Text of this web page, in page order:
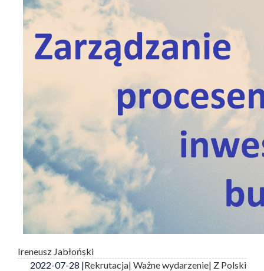
Ireneusz Jabłoński
2022-07-28 |Rekrutacja| Ważne wydarzenie| Z Polski